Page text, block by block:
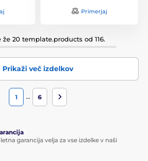
Primerjaj
20 template.products od 116.
Prikaži več izdelkov
1 … 6
garancija velja za vse izdelke v naši